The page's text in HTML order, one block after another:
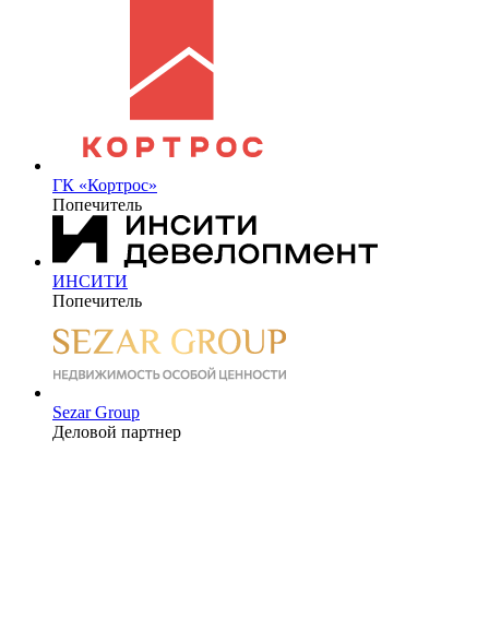
ГК «Кортрос»
Попечитель
ИНСИТИ
Попечитель
Sezar Group
Деловой партнер